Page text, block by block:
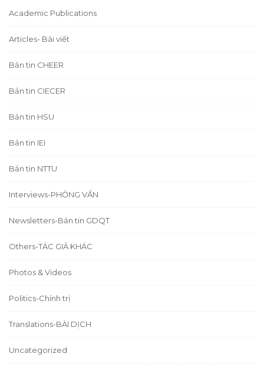
Academic Publications
Articles- Bài viết
Bản tin CHEER
Bản tin CIECER
Bản tin HSU
Bản tin IEI
Bản tin NTTU
Interviews-PHỎNG VẤN
Newsletters-Bản tin GDQT
Others-TÁC GIẢ KHÁC
Photos & Videos
Politics-Chính trị
Translations-BÀI DỊCH
Uncategorized